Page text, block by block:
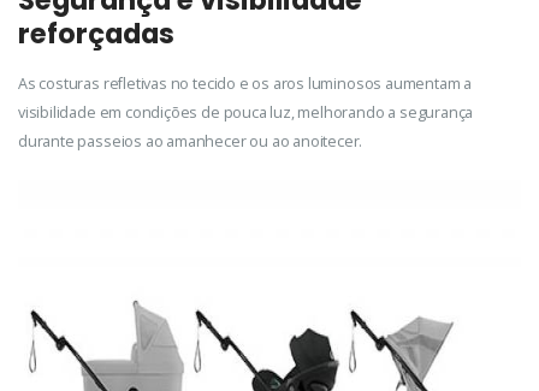
reforçadas
As costuras refletivas no tecido e os aros luminosos aumentam a
visibilidade em condições de pouca luz, melhorando a segurança
durante passeios ao amanhecer ou ao anoitecer.